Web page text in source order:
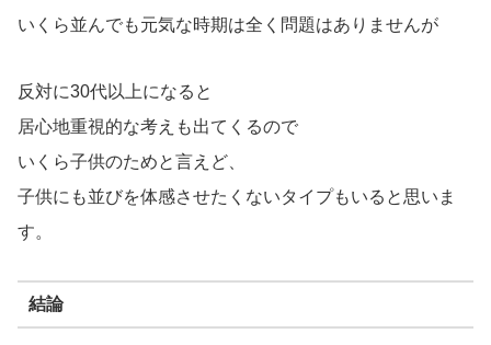
いくら並んでも元気な時期は全く問題はありませんが
反対に30代以上になると
居心地重視的な考えも出てくるので
いくら子供のためと言えど、
子供にも並びを体感させたくないタイプもいると思いま
す。
結論